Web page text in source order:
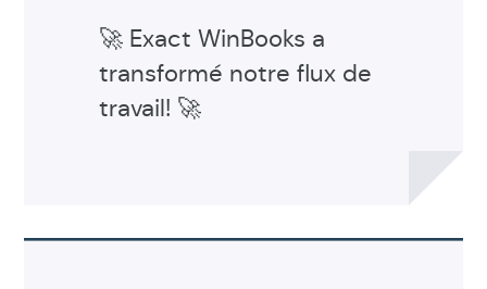
🚀 Exact WinBooks a
transformé notre flux de
travail! 🚀
Voir